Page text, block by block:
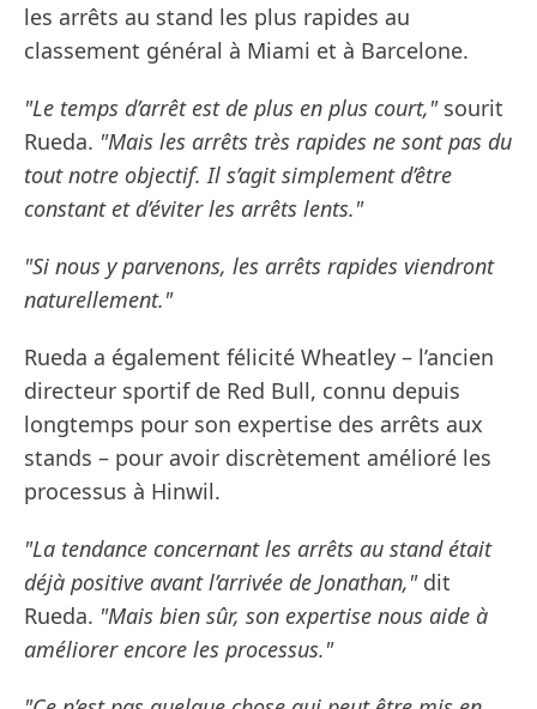
les arrêts au stand les plus rapides au
classement général à Miami et à Barcelone.
"Le temps d’arrêt est de plus en plus court,"sourit
Rueda. "Mais les arrêts très rapides ne sont pas du
tout notre objectif. Il s’agit simplement d’être
constant et d’éviter les arrêts lents."
"Si nous y parvenons, les arrêts rapides viendront
naturellement."
Rueda a également félicité Wheatley – l’ancien
directeur sportif de Red Bull, connu depuis
longtemps pour son expertise des arrêts aux
stands – pour avoir discrètement amélioré les
processus à Hinwil.
"La tendance concernant les arrêts au stand était
déjà positive avant l’arrivée de Jonathan,"dit
Rueda. "Mais bien sûr, son expertise nous aide à
améliorer encore les processus."